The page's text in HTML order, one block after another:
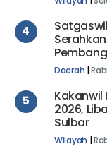
Wilayah |
4
|
5
Kakanwil
2026,
Sulbar
Wilayah |